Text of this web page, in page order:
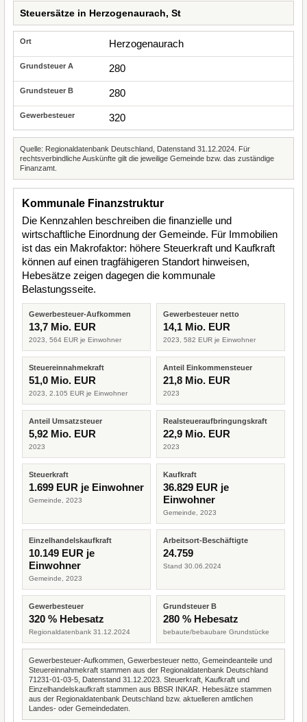
Steuersätze in Herzogenaurach, St
Herzogenaurach
280
280
320
Quelle: Regionaldatenbank Deutschland, Datenstand 31.12.2024. Für
rechtsverbindliche Auskünfte gilt die jeweilige Gemeinde bzw. das zuständige
Finanzamt.
Kommunale Finanzstruktur
Die Kennzahlen beschreiben die finanzielle und
wirtschaftliche Einordnung der Gemeinde. Für Immobilien
ist das ein Makrofaktor: höhere Steuerkraft und Kaufkraft
können auf einen tragfähigeren Standort hinweisen,
Hebesätze zeigen dagegen die kommunale
Belastungsseite.
Gewerbesteuer-Aufkommen
13,7 Mio. EUR
2023, 564 EUR je Einwohner
Gewerbesteuer netto
14,1 Mio. EUR
2023, 582 EUR je Einwohner
Steuereinnahmekraft
51,0 Mio. EUR
2023, 2.105 EUR je Einwohner
Anteil Einkommensteuer
21,8 Mio. EUR
2023
Anteil Umsatzsteuer
5,92 Mio. EUR
2023
Realsteueraufbringungskraft
22,9 Mio. EUR
2023
Steuerkraft
1.699 EUR je Einwohner
Gemeinde, 2023
Kaufkraft
36.829 EUR je
Einwohner
Gemeinde, 2023
Einzelhandelskaufkraft
10.149 EUR je
Einwohner
Gemeinde, 2023
Arbeitsort-Beschäftigte
24.759
Stand 30.06.2024
Gewerbesteuer
320 % Hebesatz
Regionaldatenbank 31.12.2024
Grundsteuer B
280 % Hebesatz
bebaute/bebaubare Grundstücke
Gewerbesteuer-Aufkommen, Gewerbesteuer netto, Gemeindeanteile und
Steuereinnahmekraft stammen aus der Regionaldatenbank Deutschland
71231-01-03-5, Datenstand 31.12.2023. Steuerkraft, Kaufkraft und
Einzelhandelskaufkraft stammen aus BBSR INKAR. Hebesätze stammen
aus der Regionaldatenbank Deutschland bzw. aktuelleren amtlichen
Landes- oder Gemeindedaten.